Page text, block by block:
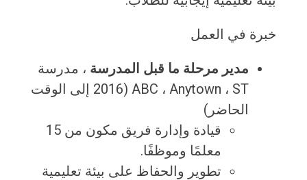
خبرة في العمل
مدير مرحلة ما قبل المدرسة ، مدرسة
ABC ، ​​Anytown ، ST (2016 إلى الوقت
الحاضر)
قيادة وإدارة فريق مكون من 15
معلمًا وموظفًا.
تطوير والحفاظ على بيئة تعليمية